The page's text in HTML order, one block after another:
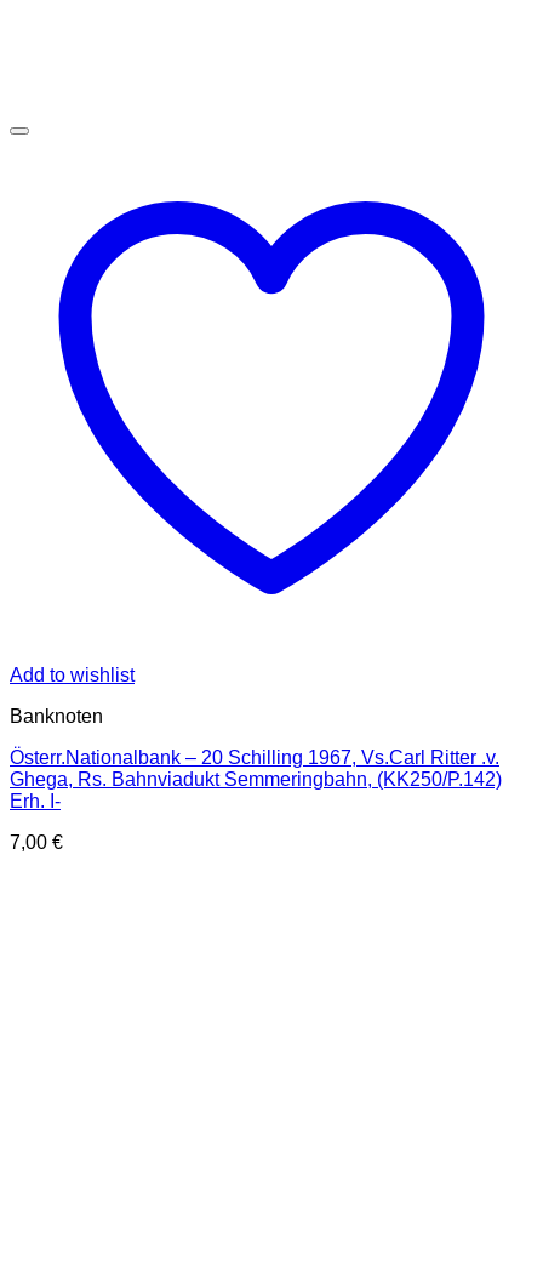
Add to wishlist
Banknoten
Österr.Nationalbank – 20 Schilling 1967, Vs.Carl Ritter .v.
Ghega, Rs. Bahnviadukt Semmeringbahn, (KK250/P.142)
Erh. I-
7,00 €